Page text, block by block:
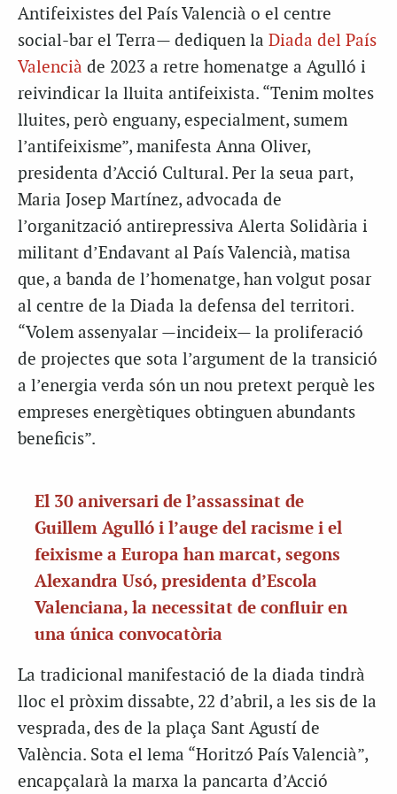
Antifeixistes del País Valencià o el centre
social-bar el Terra— dediquen la Diada del País
Valencià de 2023 a retre homenatge a Agulló i
reivindicar la lluita antifeixista. “Tenim moltes
lluites, però enguany, especialment, sumem
l’antifeixisme”, manifesta Anna Oliver,
presidenta d’Acció Cultural. Per la seua part,
Maria Josep Martínez, advocada de
l’organització antirepressiva Alerta Solidària i
militant d’Endavant al País Valencià, matisa
que, a banda de l’homenatge, han volgut posar
al centre de la Diada la defensa del territori.
“Volem assenyalar —incideix— la proliferació
de projectes que sota l’argument de la transició
a l’energia verda són un nou pretext perquè les
empreses energètiques obtinguen abundants
beneficis”.
El 30 aniversari de l’assassinat de
Guillem Agulló i l’auge del racisme i el
feixisme a Europa han marcat, segons
Alexandra Usó, presidenta d’Escola
Valenciana, la necessitat de confluir en
una única convocatòria
La tradicional manifestació de la diada tindrà
lloc el pròxim dissabte, 22 d’abril, a les sis de la
vesprada, des de la plaça Sant Agustí de
València. Sota el lema “Horitzó País Valencià”,
encapçalarà la marxa la pancarta d’Acció